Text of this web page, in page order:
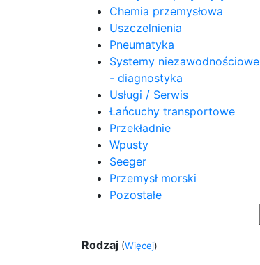
Chemia przemysłowa
Uszczelnienia
Pneumatyka
Systemy niezawodnościowe
- diagnostyka
Usługi / Serwis
Łańcuchy transportowe
Przekładnie
Wpusty
Seeger
Przemysł morski
Pozostałe
Rodzaj (Więcej)